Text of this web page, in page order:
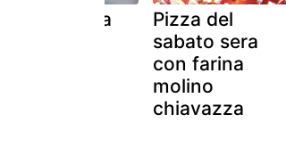
pizza
Pizza del
sabato sera
con farina
molino
chiavazza